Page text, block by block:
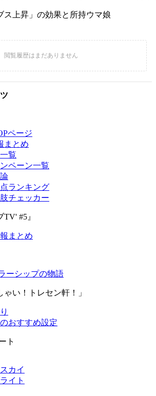
ス上昇」の効果と所持ウマ娘
ページ
まとめ
覧
ペーン一覧
ランキング
チェッカー
#5』
まとめ
ーシップの物語
い！トレセン軒！」
おすすめ設定
ト
カイ
イト